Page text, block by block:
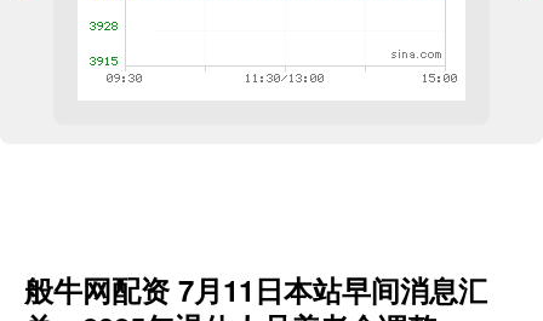
般牛网配资 7月11日本站早间消息汇